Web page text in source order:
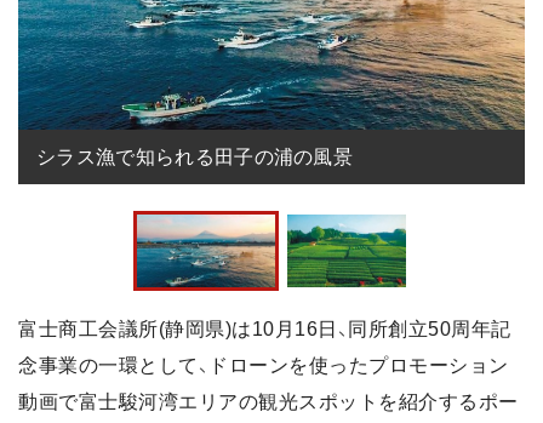
シラス漁で知られる田子の浦の風景
富士商工会議所(静岡県)は10月16日、同所創立50周年記
念事業の一環として、ドローンを使ったプロモーション
動画で富士駿河湾エリアの観光スポットを紹介するポー